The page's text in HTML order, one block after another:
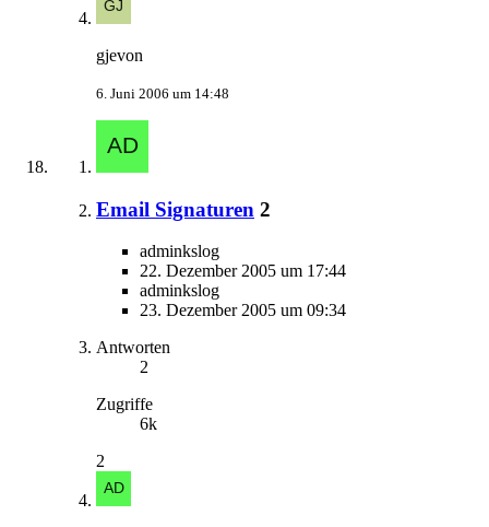
gjevon
6. Juni 2006 um 14:48
Email Signaturen 2
adminkslog
22. Dezember 2005 um 17:44
adminkslog
23. Dezember 2005 um 09:34
Antworten
2
Zugriffe
6k
2